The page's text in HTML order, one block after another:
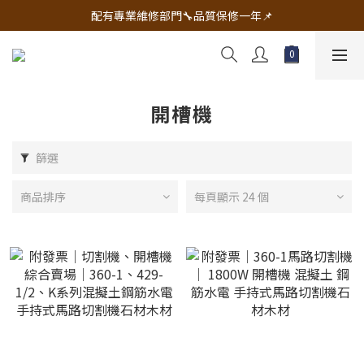
🔧電動工具&五金唯一首選 宇慶五金網拍🔧
配有專業維修部門🔧品質保修一年📌
🔧電動工具&五金唯一首選 宇慶五金網拍🔧
開槽機
篩選
商品排序 每頁顯示 24 個